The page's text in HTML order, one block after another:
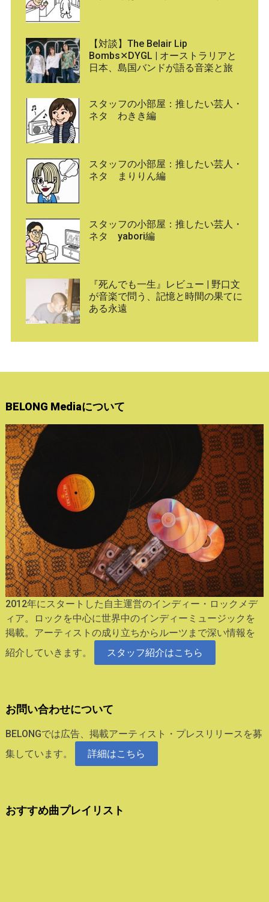
【対談】The Belair Lip
Bombs✕DYGL | オーストラリアと
日本、島国バンドが語る音楽と旅
スタッフの小部屋：推したい芸人・
ネタ わきき編
スタッフの小部屋：推したい芸人・
ネタ まりりん編
スタッフの小部屋：推したい芸人・
ネタ yabori編
『死んでも一生』レビュー | 野口文
が音楽で問う、記憶と時間の果てに
ある永遠
BELONG Mediaについて
2012年にスタートした自主運営のインディー・ロックメデ
ィア。ロックを中心に世界中のインディーミュージックを
掲載。アーティストの成り立ちからルーツまで深い情報を
紹介していきます。
スタッフ紹介はこちら
お問い合わせについて
BELONGでは広告、掲載アーティスト・プレスリリースを募
集しています。
詳細はこちら
おすすめ曲プレイリスト